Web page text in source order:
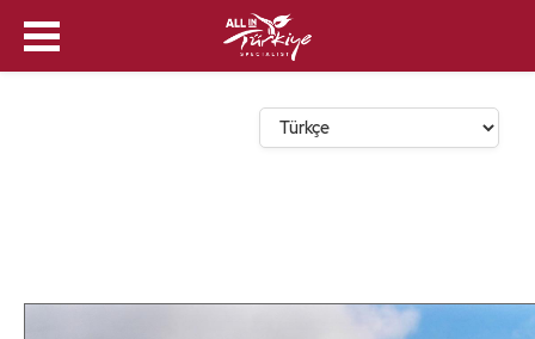
Dil Seçin